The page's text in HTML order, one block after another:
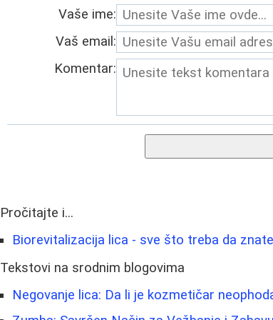
Vaše ime:
Vaš email:
Komentar:
Pročitajte i...
Biorevitalizacija lica - sve što treba da
Tekstovi na srodnim blogovima
Negovanje lica: Da li je kozmetičar